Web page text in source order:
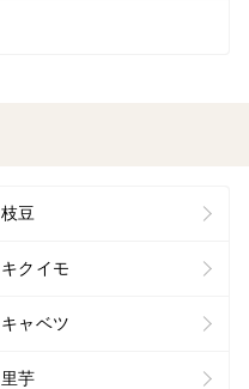
枝豆
キクイモ
キャベツ
里芋